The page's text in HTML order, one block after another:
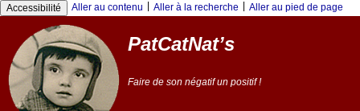
Panneau de gestion des cookies
Accessibilité Aller au contenu Aller à la recherche Aller au pied de page
PatCatNat’s
Faire de son négatif un positif !